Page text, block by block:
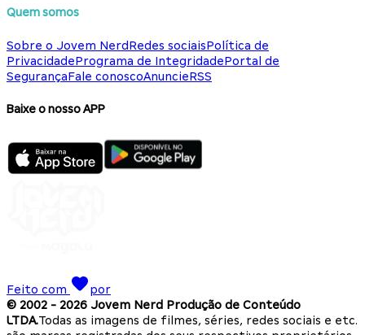
Quem somos
Sobre o Jovem NerdRedes sociaisPolítica de
PrivacidadePrograma de IntegridadePortal de
SegurançaFale conoscoAnuncieRSS
Baixe o nosso APP
Feito com
por
© 2002 - 2026 Jovem Nerd Produção de Conteúdo
LTDA.Todas as imagens de filmes, séries, redes sociais e etc.